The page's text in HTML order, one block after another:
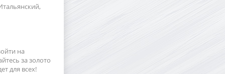
на
за золото
для всех!